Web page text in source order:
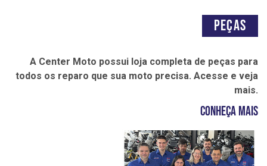
Peças
A Center Moto possui loja completa de peças para
todos os reparo que sua moto precisa. Acesse e veja
mais.
Conheça mais